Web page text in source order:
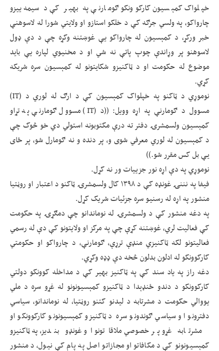
خپلواک کمېسيون کارکوونکو ګومارنې په بهير کې د سيمه ییزو
چارواکو، په ولسي جرګه کې د خلکو استازو او ولايتي شورا له لاسوهنې
خبر ورکړ، د کمېسيون له چارواکو یې غوښتنه وکړه چې د دې ډول
لاسوهنو پر وړاندې چوپ پاتې نه شي او د مخنيوي لپاره یې بايد
موضوع له حکومت او د ټاکنیزو شکايتونو له کمېسيون سره شريکه
کړي.
نوموړي د ټاکنو په خپلواک کمېسيون کې د ارګ له لوري د (IT)
مسوول د ګومارنې په اړه وویل: ((د (IT) مسوول ګومارنې په تړاو
کمېسيون ولسمشرۍ دفتر ته درې مکتوبونه استولي دي خو څوک چې
د کمېسيون له لوري معرفي شوی و، پر دنده و نه ګومارل شو، پر ځای
يې بل کس مقرر شو.))
نوموړي په دې اړه نور جزییات ور نه کړل.
فيفا په نننۍ غونډه کې د ۱۳۹۸ کال ولسمشرۍ ټاکنو د اعتبار او روڼتيا
منشور په اړه له رسنیو سره جزئیات شریک کړل.
په دغه منشور کې د ولسمشرۍ له نوماندانو چې دمګړۍ په حکومت
کې فعاليت لري، غوښتنه کړې چې په مرکز او ولایتونو کې دې له رسمي
فعاليتونو لکه ټاکنیزي منډې ترړې، ګومارنې، د چارواکو او حکومتي
کارکوونکو له ادلون بدلون څخه دې ډډه وکړي.
دغه راز په یاد سند کې په ټاکنیز بهیر کې د مداخله کوونکو دولتي
کارکوونکو د دندو ځنډېدا د ټاکنیزو کمېسيونونو له غړو سره د ملي
یووالي حکومت د مشرتابه د ليدنو کتنو روڼتیا، له نوماندانو، سياسي
دفترونو او سياسي ګوندونو سره د ټاکنیزو کمېسيونونو کارکوونکو او
مشرتابه غړو پر خصوصي ملاقاتونو او غونډو بندیز، په ټاکنیزو
کمېسيونونو کې د مکافاتو او مجازاتو اصل په پام کې نیول، د منشور